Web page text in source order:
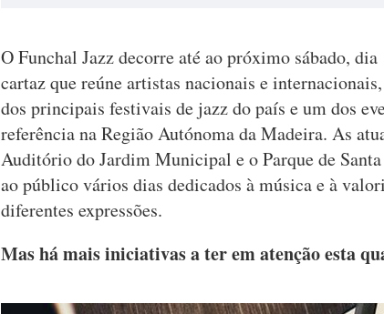
O Funchal Jazz decorre até ao próximo sábado,
cartaz que reúne artistas nacionais e
dos principais festivais de jazz do país e um dos
referência na Região Autónoma da Madeira. As
Auditório do Jardim Municipal e o Parque de
ao público vários dias dedicados à música e à
diferentes expressões.
Mas há mais iniciativas a ter em atenção esta